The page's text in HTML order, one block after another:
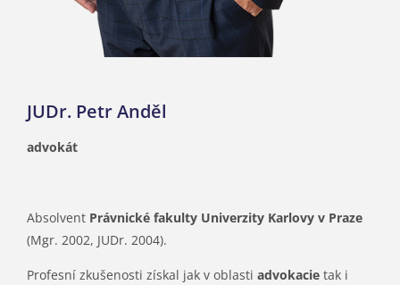
JUDr. Petr Anděl
advokát
Absolvent Právnické fakulty Univerzity Karlovy v Praze
(Mgr. 2002, JUDr. 2004).
Profesní zkušenosti získal jak v oblasti advokacie tak i